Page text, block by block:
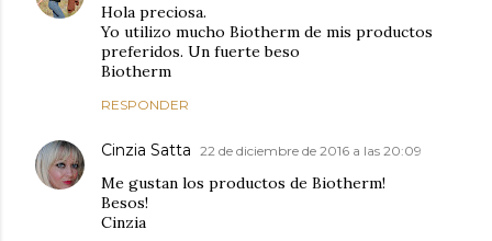
Hola preciosa.
Yo utilizo mucho Biotherm de mis productos
preferidos. Un fuerte beso
Biotherm
RESPONDER
Cinzia Satta 22 de diciembre de 2016 a las 20:09
Me gustan los productos de Biotherm!
Besos!
Cinzia